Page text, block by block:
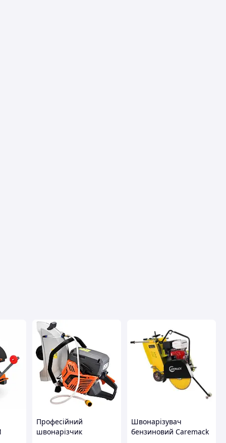
Професійний
швонарізчик
Швонарізувач
бензиновий Caremack